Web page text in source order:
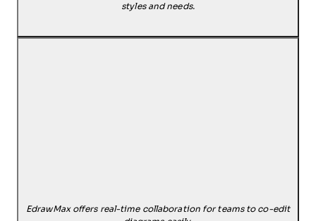
styles and needs.
EdrawMax offers real-time collaboration for teams to co-edit